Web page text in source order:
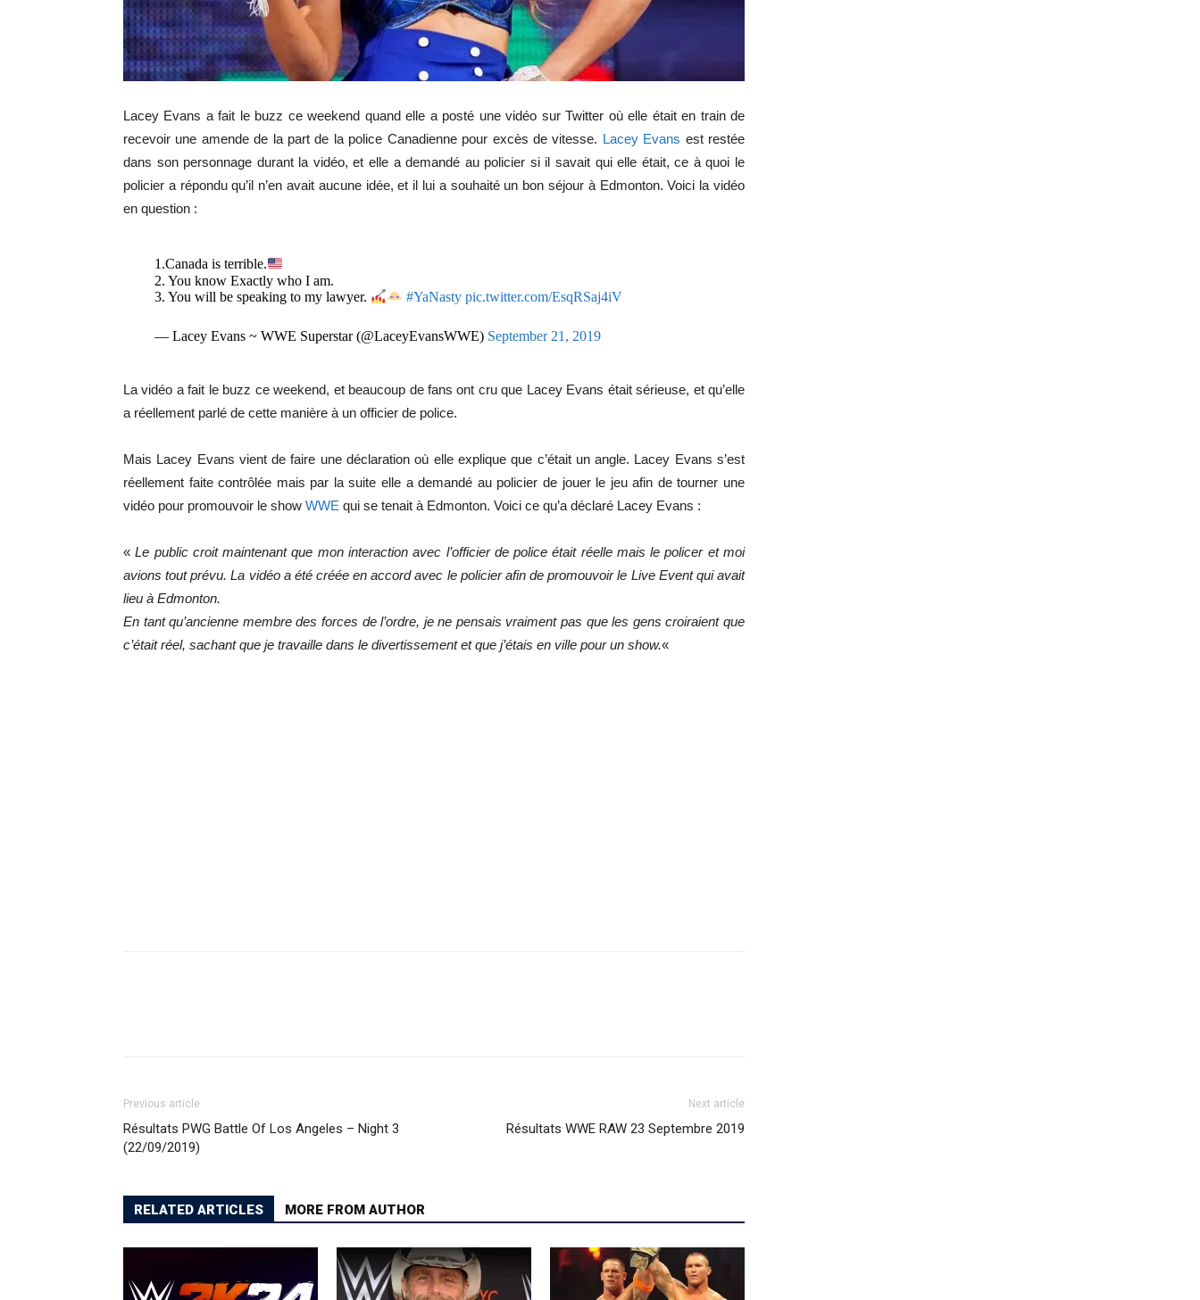
Lacey Evans a fait le buzz ce weekend quand elle a posté une vidéo sur Twitter où elle était en train de
recevoir une amende de la part de la police Canadienne pour excès de vitesse. Lacey Evans est restée
dans son personnage durant la vidéo, et elle a demandé au policier si il savait qui elle était, ce à quoi le
policier a répondu qu’il n’en avait aucune idée, et il lui a souhaité un bon séjour à Edmonton. Voici la vidéo
en question :
1.Canada is terrible.
2. You know Exactly who I am.
3. You will be speaking to my lawyer.
#YaNasty pic.twitter.com/EsqRSaj4iV
— Lacey Evans ~ WWE Superstar (@LaceyEvansWWE) September 21, 2019
La vidéo a fait le buzz ce weekend, et beaucoup de fans ont cru que Lacey Evans était sérieuse, et qu’elle
a réellement parlé de cette manière à un officier de police.
Mais Lacey Evans vient de faire une déclaration où elle explique que c’était un angle. Lacey Evans s’est
réellement faite contrôlée mais par la suite elle a demandé au policier de jouer le jeu afin de tourner une
vidéo pour promouvoir le show WWE qui se tenait à Edmonton. Voici ce qu’a déclaré Lacey Evans :
«Le public croit maintenant que mon interaction avec l’officier de police était réelle mais le policer et moi
avions tout prévu. La vidéo a été créée en accord avec le policier afin de promouvoir le Live Event qui avait
lieu à Edmonton.
En tant qu’ancienne membre des forces de l’ordre, je ne pensais vraiment pas que les gens croiraient que
c’était réel, sachant que je travaille dans le divertissement et que j’étais en ville pour un show.«
Previous article
Résultats PWG Battle Of Los Angeles – Night 3
(22/09/2019)
Next article
Résultats WWE RAW 23 Septembre 2019
RELATED ARTICLES MORE FROM AUTHOR